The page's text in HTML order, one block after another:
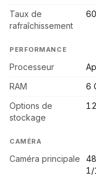
Taux de
rafraîchissement
PERFORMANCE
Processeur
RAM
6
Options de
stockage
CAMÉRA
Caméra principale
1/